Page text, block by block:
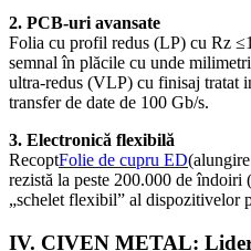
2. PCB-uri avansate
Folia cu profil redus (LP) cu Rz
semnal în plăcile cu unde
ultra-redus (VLP) cu finisaj tratat
transfer de date de 100 Gb/s.
3. Electronică flexibilă
RecoptFolie de cupru ED
rezistă la peste 200.000 de îndoiri
„schelet flexibil” al dispozitivelor
IV. CIVEN METAL: